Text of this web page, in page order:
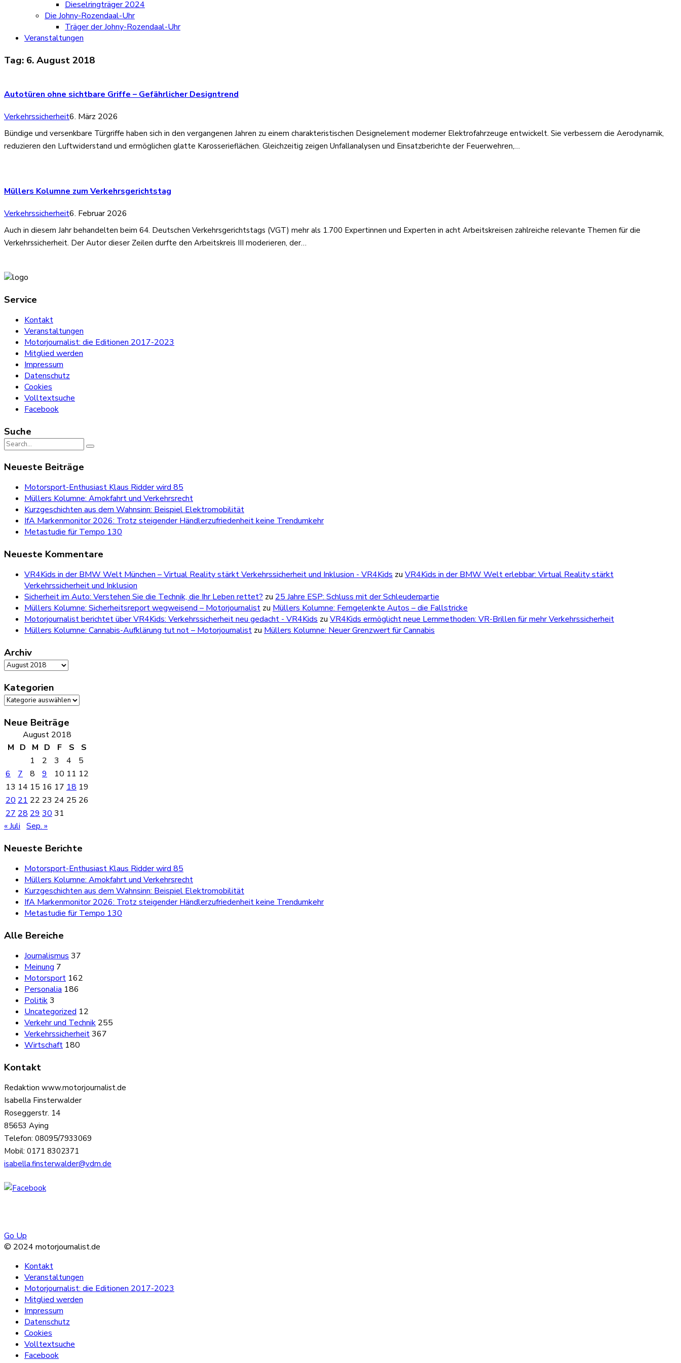
Dieselringträger 2024
Die Johny-Rozendaal-Uhr
Träger der Johny-Rozendaal-Uhr
Veranstaltungen
Tag: 6. August 2018
Autotüren ohne sichtbare Griffe – Gefährlicher Designtrend
Verkehrssicherheit6. März 2026
Bündige und versenkbare Türgriffe haben sich in den vergangenen Jahren zu einem charakteristischen Designelement moderner Elektrofahrzeuge entwickelt. Sie verbessern die Aerodynamik,
reduzieren den Luftwiderstand und ermöglichen glatte Karosserieflächen. Gleichzeitig zeigen Unfallanalysen und Einsatzberichte der Feuerwehren,…
Müllers Kolumne zum Verkehrsgerichtstag
Verkehrssicherheit6. Februar 2026
Auch in diesem Jahr behandelten beim 64. Deutschen Verkehrsgerichtstags (VGT) mehr als 1.700 Expertinnen und Experten in acht Arbeitskreisen zahlreiche relevante Themen für die
Verkehrssicherheit. Der Autor dieser Zeilen durfte den Arbeitskreis III moderieren, der…
Service
Kontakt
Veranstaltungen
Motorjournalist: die Editionen 2017-2023
Mitglied werden
Impressum
Datenschutz
Cookies
Volltextsuche
Facebook
Suche
Search
Neueste Beiträge
Motorsport-Enthusiast Klaus Ridder wird 85
Müllers Kolumne: Amokfahrt und Verkehrsrecht
Kurzgeschichten aus dem Wahnsinn: Beispiel Elektromobilität
IfA Markenmonitor 2026: Trotz steigender Händlerzufriedenheit keine Trendumkehr
Metastudie für Tempo 130
Neueste Kommentare
VR4Kids in der BMW Welt München – Virtual Reality stärkt Verkehrssicherheit und Inklusion - VR4Kids zu VR4Kids in der BMW Welt erlebbar: Virtual Reality stärkt
Verkehrssicherheit und Inklusion
Sicherheit im Auto: Verstehen Sie die Technik, die Ihr Leben rettet? zu 25 Jahre ESP: Schluss mit der Schleuderpartie
Müllers Kolumne: Sicherheitsreport wegweisend – Motorjournalist zu Müllers Kolumne: Ferngelenkte Autos – die Fallstricke
Motorjournalist berichtet über VR4Kids: Verkehrssicherheit neu gedacht - VR4Kids zu VR4Kids ermöglicht neue Lernmethoden: VR-Brillen für mehr Verkehrssicherheit
Müllers Kolumne: Cannabis-Aufklärung tut not – Motorjournalist zu Müllers Kolumne: Neuer Grenzwert für Cannabis
Archiv
Archiv
Kategorien
Kategorien
Neue Beiträge
August 2018
M D M D F S
S
1
2 3 4
5
6
7 8 9 10 11 12
13 14 15 16 17 18 19
20 21 22 23 24 25 26
27 28 29 30 31
« Juli Sep. »
Neueste Berichte
Motorsport-Enthusiast Klaus Ridder wird 85
Müllers Kolumne: Amokfahrt und Verkehrsrecht
Kurzgeschichten aus dem Wahnsinn: Beispiel Elektromobilität
IfA Markenmonitor 2026: Trotz steigender Händlerzufriedenheit keine Trendumkehr
Metastudie für Tempo 130
Alle Bereiche
Journalismus 37
Meinung 7
Motorsport 162
Personalia 186
Politik3
Uncategorized 12
Verkehr und Technik 255
Verkehrssicherheit367
Wirtschaft 180
Kontakt
Redaktion www.motorjournalist.de
Isabella Finsterwalder
Roseggerstr. 14
85653 Aying
Telefon: 08095/7933069
Mobil: 0171 8302371
isabella.finsterwalder@vdm.de
Go Up
© 2024 motorjournalist.de
Kontakt
Veranstaltungen
Motorjournalist: die Editionen 2017-2023
Mitglied werden
Impressum
Datenschutz
Cookies
Volltextsuche
Facebook